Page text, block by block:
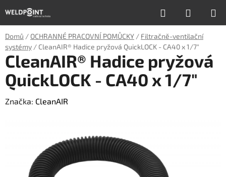
na
obsah
Hledat
KOŠÍK
Domů / OCHRANNÉ PRACOVNÍ POMŮCKY / Filtračně-ventilační
systémy / CleanAIR® Hadice pryžová QuickLOCK - CA40 x 1/7"
CleanAIR® Hadice pryžová
QuickLOCK - CA40 x 1/7"
Značka: CleanAIR